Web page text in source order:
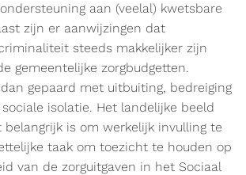
aan (veelal) kwetsbare
zijn er aanwijzingen dat
steeds makkelijker zijn
gemeentelijke zorgbudgetten.
gepaard met uitbuiting, bedreiging
isolatie. Het landelijke beeld
is om werkelijk invulling te
taak om toezicht te houden op
van de zorguitgaven in het Sociaal